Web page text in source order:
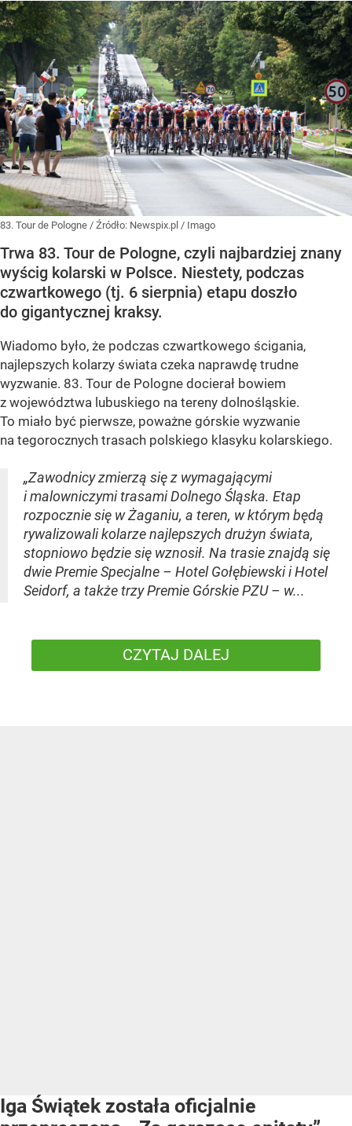
83. Tour de Pologne / Źródło: Newspix.pl / Imago
Trwa 83. Tour de Pologne, czyli najbardziej znany
wyścig kolarski w Polsce. Niestety, podczas
czwartkowego (tj. 6 sierpnia) etapu doszło
do gigantycznej kraksy.
Wiadomo było, że podczas czwartkowego ścigania,
najlepszych kolarzy świata czeka naprawdę trudne
wyzwanie. 83. Tour de Pologne docierał bowiem
z województwa lubuskiego na tereny dolnośląskie.
To miało być pierwsze, poważne górskie wyzwanie
na tegorocznych trasach polskiego klasyku kolarskiego.
„Zawodnicy zmierzą się z wymagającymi
i malowniczymi trasami Dolnego Śląska. Etap
rozpocznie się w Żaganiu, a teren, w którym będą
rywalizowali kolarze najlepszych drużyn świata,
stopniowo będzie się wznosił. Na trasie znajdą się
dwie Premie Specjalne – Hotel Gołębiewski i Hotel
Seidorf, a także trzy Premie Górskie PZU – w...
CZYTAJ DALEJ
Iga Świątek została oficjalnie